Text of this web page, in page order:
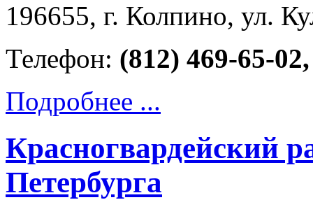
196655, г. Колпино, ул.
Телефон: (812) 469-65-
Подробнее ...
Красногвардейский
Петербурга